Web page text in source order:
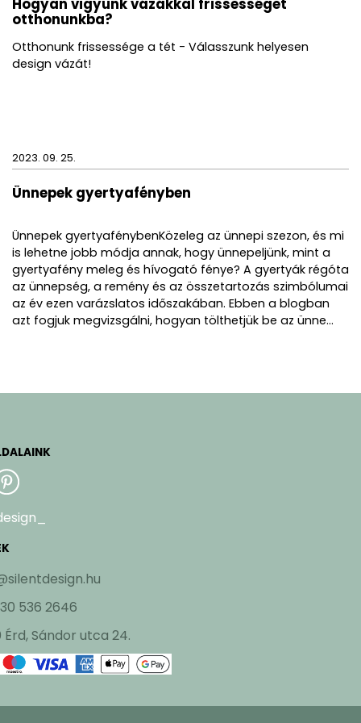
Hogyan vigyünk vázákkal frissességet
otthonunkba?
Otthonunk frissessége a tét - Válasszunk helyesen
design vázát!
2023. 09. 25.
Ünnepek gyertyafényben
Ünnepek gyertyafénybenKözeleg az ünnepi szezon, és mi
is lehetne jobb módja annak, hogy ünnepeljünk, mint a
gyertyafény meleg és hívogató fénye? A gyertyák régóta
az ünnepség, a remény és az összetartozás szimbólumai
az év ezen varázslatos időszakában. Ebben a blogban
azt fogjuk megvizsgálni, hogyan tölthetjük be az ünne...
536 2646
Érd, Sándor utca 24.